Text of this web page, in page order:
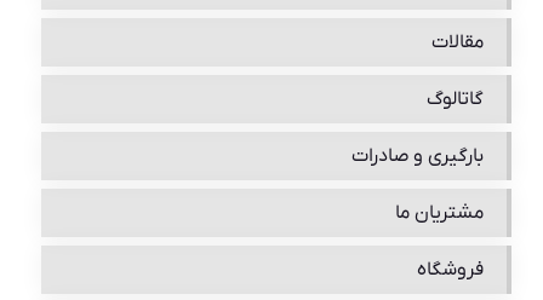
مقالات
گاتالوگ
بارگیری و صادرات
مشتریان ما
فروشگاه